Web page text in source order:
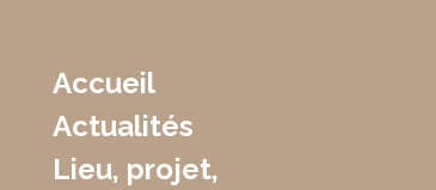
Accueil
Actualités
Lieu, projet,